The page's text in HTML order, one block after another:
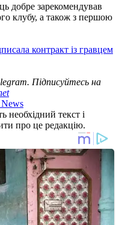
добре зарекомендував
клубу, а також з першою
контракт із гравцем
Підписуйтесь на
необхідний текст і
про це редакцію.